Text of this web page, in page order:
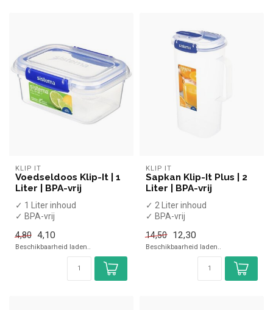
KLIP IT
Voedseldoos Klip-It | 1
Liter | BPA-vrij
✓ 1 Liter inhoud
✓ BPA-vrij
✓ Geschikt voor de
magnetron, vaatwa...
4,80 4,10
Beschikbaarheid laden..
KLIP IT
Sapkan Klip-It Plus | 2
Liter | BPA-vrij
✓ 2 Liter inhoud
✓ BPA-vrij
✓ Geschikt voor de
vaatwasser en vri...
14,50 12,30
Beschikbaarheid laden..